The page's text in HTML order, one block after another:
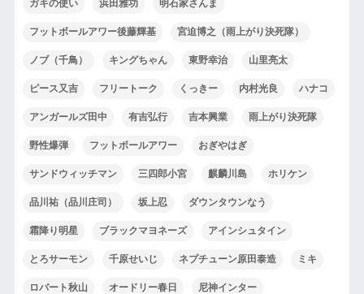
ガキの使い 浜田雅功 明石家さんま
フットボールアワー後藤輝基 宮迫博之（雨上がり決死隊）
ノブ（千鳥） キングちゃん 東野幸治 山里亮太
ピース又吉 フリートーク くっきー 内村光良 ハナコ
アンガールズ田中 有吉弘行 吉本興業 雨上がり決死隊
野性爆弾 フットボールアワー おぎやはぎ
サンドウィッチマン 三四郎小宮 麒麟川島 ホリケン
品川祐（品川庄司） 坂上忍 ダウンタウンなう
霜降り明星 ブラックマヨネーズ アインシュタイン
とろサーモン 千原せいじ ネプチューン原田泰造 ミキ
ロバート秋山 オードリー春日 尼神インター